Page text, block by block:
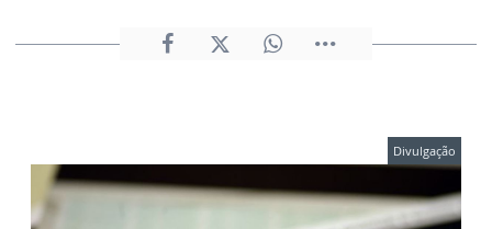
Divulgação